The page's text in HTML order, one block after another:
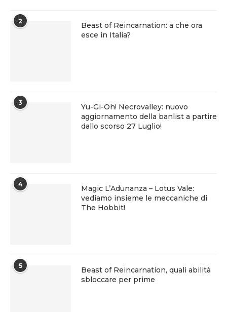
2
Beast of Reincarnation: a che ora
esce in Italia?
3
Yu-Gi-Oh! Necrovalley: nuovo
aggiornamento della banlist a partire
dallo scorso 27 Luglio!
4
Magic L’Adunanza – Lotus Vale:
vediamo insieme le meccaniche di
The Hobbit!
5
Beast of Reincarnation, quali abilità
sbloccare per prime